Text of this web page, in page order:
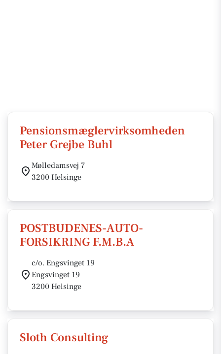
Pensionsmæglervirksomheden
Peter Grejbe Buhl
Mølledamsvej 7
3200 Helsinge
POSTBUDENES-AUTO-
FORSIKRING F.M.B.A
c/o. Engsvinget 19
Engsvinget 19
3200 Helsinge
Sloth Consulting